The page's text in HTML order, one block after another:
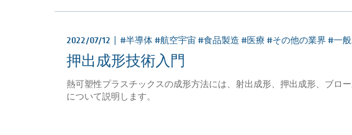
2022/07/12 | #半導体 #航空宇宙 #食品製造 #医療 #その他の業界 #一
押出成形技術入門
熱可塑性プラスチックスの成形方法には、射出成形、押出成形、ブロ
について説明します。